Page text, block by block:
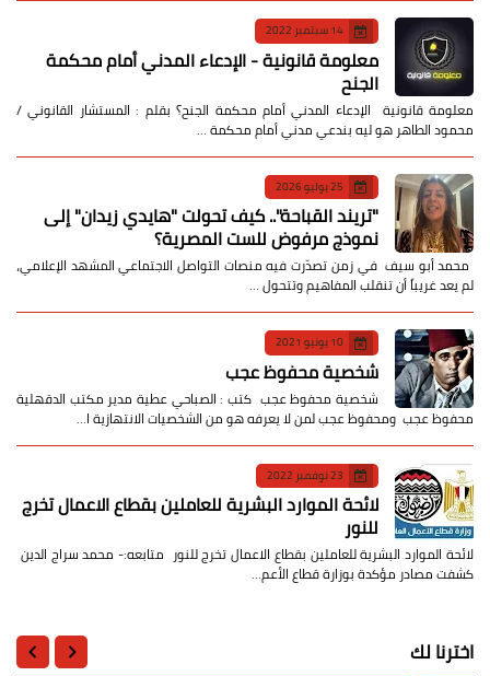
14 سبتمبر 2022
معلومة قانونية - الإدعاء المدني أمام محكمة
الجنح
معلومة قانونية الإدعاء المدني أمام محكمة الجنح؟ بقلم : المستشار القانوني /
محمود الطاهر هو ليه بندعي مدني أمام محكمة …
25 يوليو 2026
​"تريند القباحة".. كيف تحولت "هايدي زيدان" إلى
نموذج مرفوض للست المصرية؟
​ محمد أبو سيف ​في زمن تصدّرت فيه منصات التواصل الاجتماعي المشهد الإعلامي،
لم يعد غريباً أن تنقلب المفاهيم وتتحول …
10 يونيو 2021
شخصية محفوظ عجب
شخصية محفوظ عجب كتب : الصباحي عطية مدير مكتب الدقهلية
محفوظ عجب ومحفوظ عجب لمن لا يعرفه هو من الشخصيات الانتهازية ا…
23 نوفمبر 2022
لائحة الموارد البشرية للعاملين بقطاع الاعمال تخرج
للنور
لائحة الموارد البشرية للعاملين بقطاع الاعمال تخرج للنور متابعه:- محمد سراج الدين
كشفت مصادر مؤكدة بوزارة قطاع الأعم…
اخترنا لك